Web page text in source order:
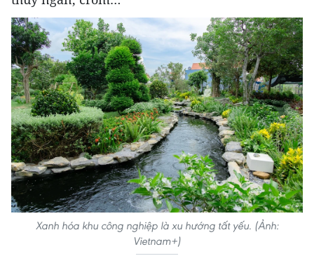
Xanh hóa khu công nghiệp là xu hướng tất yếu. (Ảnh:
Vietnam+)